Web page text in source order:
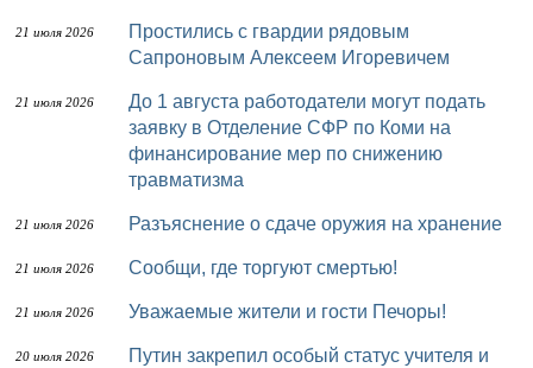
21 июля 2026
Простились с гвардии рядовым
Сапроновым Алексеем Игоревичем
21 июля 2026
До 1 августа работодатели могут подать
заявку в Отделение СФР по Коми на
финансирование мер по снижению
травматизма
21 июля 2026 Разъяснение о сдаче оружия на хранение
21 июля 2026 Сообщи, где торгуют смертью!
21 июля 2026 Уважаемые жители и гости Печоры!
20 июля 2026 Путин закрепил особый статус учителя и